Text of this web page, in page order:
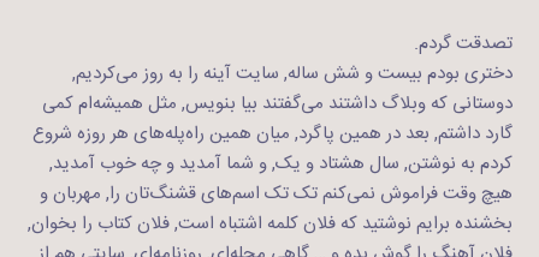
تصدقت گردم.
دختری بودم بیست و شش ساله, سایت آینه را به روز می‌کردیم,
دوستانی که وبلاگ داشتند می‌گفتند بیا بنویس, مثل همیشه‌ام کمی
گارد داشتم, بعد در همین پاگرد, میان همین راه‌پله‌های هر روزه شروع
کردم به نوشتن, سال هشتاد و یک, و شما آمدید و چه خوب آمدید,
هیچ وقت فراموش نمی‌کنم تک تک اسم‌های قشنگ‌تان را, مهربان و
بخشنده برایم نوشتید که فلان کلمه اشتباه است, فلان کتاب را بخوان,